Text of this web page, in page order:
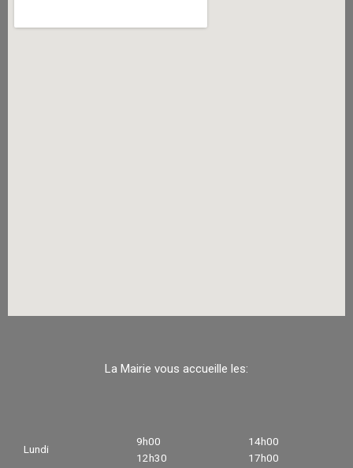
La Mairie vous accueille les:
Lundi
9h00
12h30
14h00
17h00